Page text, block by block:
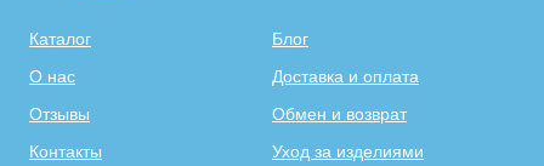
Каталог
О нас
Отзывы
Контакты
Блог
Доставка и оплата
Обмен и возврат
Уход за изделиями